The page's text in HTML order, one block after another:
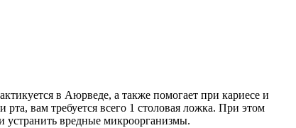
в Аюрведе, а также помогает при кариесе и
вам требуется всего 1 столовая ложка. При этом
устранить вредные микроорганизмы.